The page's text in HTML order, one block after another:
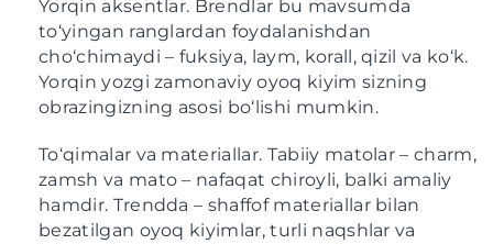
Yorqin aksentlar. Brendlar bu mavsumda
to‘yingan ranglardan foydalanishdan
cho‘chimaydi – fuksiya, laym, korall, qizil va ko‘k.
Yorqin yozgi zamonaviy oyoq kiyim sizning
obrazingizning asosi bo‘lishi mumkin.
To‘qimalar va materiallar. Tabiiy matolar – charm,
zamsh va mato – nafaqat chiroyli, balki amaliy
hamdir. Trendda – shaffof materiallar bilan
bezatilgan oyoq kiyimlar, turli naqshlar va